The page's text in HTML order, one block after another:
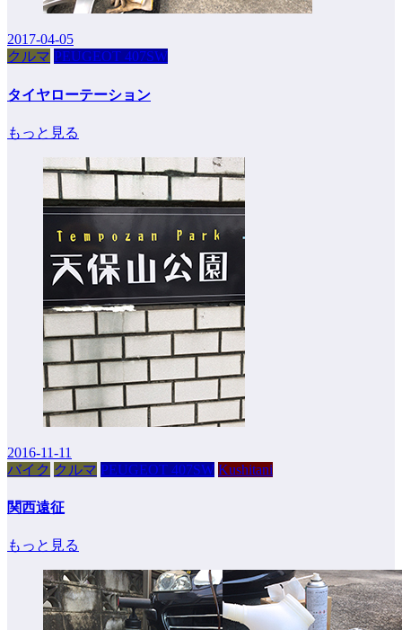
2017-04-05
クルマ PEUGEOT 407SW
タイヤローテーション
もっと見る
2016-11-11
バイク クルマ PEUGEOT 407SW Kushitani
関西遠征
もっと見る